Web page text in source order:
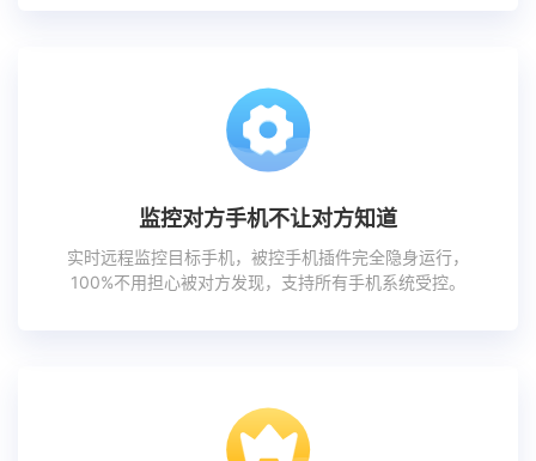
监控对方手机不让对方知道
实时远程监控目标手机，被控手机插件完全隐身运行，
100%不用担心被对方发现，支持所有手机系统受控。